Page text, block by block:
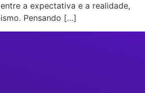
a expectativa e a realidade,
Pensando […]